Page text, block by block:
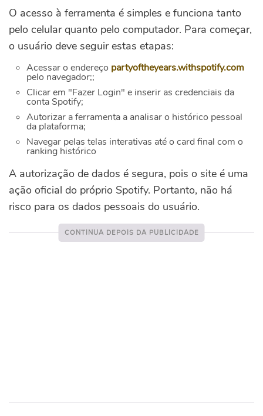
O acesso à ferramenta é simples e funciona tanto
pelo celular quanto pelo computador. Para começar,
o usuário deve seguir estas etapas:
Acessar o endereço partyoftheyears.withspotify.com
pelo navegador;;
Clicar em "Fazer Login" e inserir as credenciais da
conta Spotify;
Autorizar a ferramenta a analisar o histórico pessoal
da plataforma;
Navegar pelas telas interativas até o card final com o
ranking histórico
A autorização de dados é segura, pois o site é uma
ação oficial do próprio Spotify. Portanto, não há
risco para os dados pessoais do usuário.